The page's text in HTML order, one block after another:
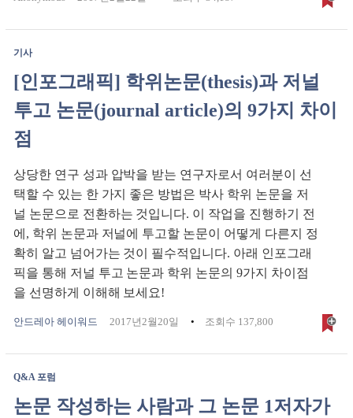
기사
[인포그래픽] 학위논문(thesis)과 저널
투고 논문(journal article)의 9가지 차이
점
상당한 연구 성과 압박을 받는 연구자로서 여러분이 선
택할 수 있는 한 가지 좋은 방법은 박사 학위 논문을 저
널 논문으로 전환하는 것입니다. 이 작업을 진행하기 전
에, 학위 논문과 저널에 투고할 논문이 어떻게 다른지 정
확히 알고 넘어가는 것이 필수적입니다. 아래 인포그래
픽을 통해 저널 투고 논문과 학위 논문의 9가지 차이점
을 선명하게 이해해 보세요!
안드레아 헤이워드 2017년2월20일 조회수 137,800
Q&A 포럼
논문 작성하는 사람과 그 논문 1저자가